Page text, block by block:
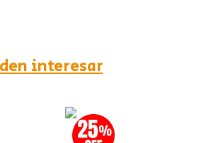
interesar